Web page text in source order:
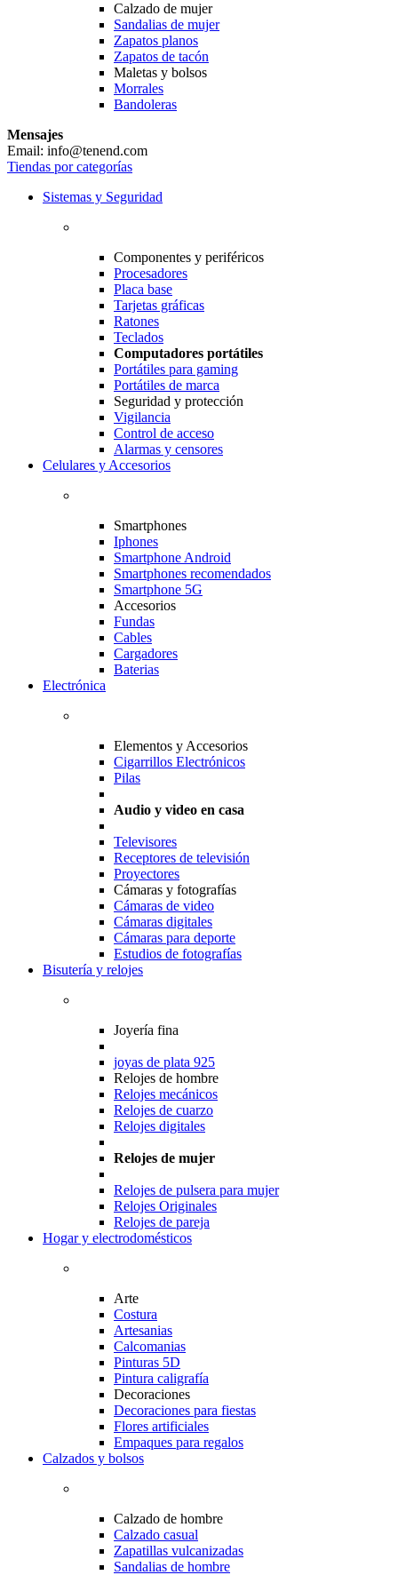
Calzado de mujer
Sandalias de mujer
Zapatos planos
Zapatos de tacón
Maletas y bolsos
Morrales
Bandoleras
Mensajes
Email: info@tenend.com
Tiendas por categorías
Sistemas y Seguridad
Componentes y periféricos
Procesadores
Placa base
Tarjetas gráficas
Ratones
Teclados
Computadores portátiles
Portátiles para gaming
Portátiles de marca
Seguridad y protección
Vigilancia
Control de acceso
Alarmas y censores
Celulares y Accesorios
Smartphones
Iphones
Smartphone Android
Smartphones recomendados
Smartphone 5G
Accesorios
Fundas
Cables
Cargadores
Baterias
Electrónica
Elementos y Accesorios
Cigarrillos Electrónicos
Pilas
Audio y video en casa
Televisores
Receptores de televisión
Proyectores
Cámaras y fotografías
Cámaras de video
Cámaras digitales
Cámaras para deporte
Estudios de fotografías
Bisutería y relojes
Joyería fina
joyas de plata 925
Relojes de hombre
Relojes mecánicos
Relojes de cuarzo
Relojes digitales
Relojes de mujer
Relojes de pulsera para mujer
Relojes Originales
Relojes de pareja
Hogar y electrodomésticos
Arte
Costura
Artesanias
Calcomanias
Pinturas 5D
Pintura caligrafía
Decoraciones
Decoraciones para fiestas
Flores artificiales
Empaques para regalos
Calzados y bolsos
Calzado de hombre
Calzado casual
Zapatillas vulcanizadas
Sandalias de hombre